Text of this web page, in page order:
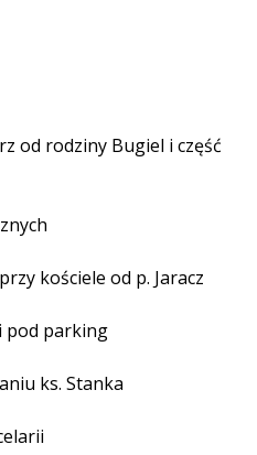
od rodziny Bugiel i część
kościele od p. Jaracz
pod parking
ks. Stanka